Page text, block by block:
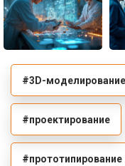
#3D-моделирование
#проектирование
#прототипирование